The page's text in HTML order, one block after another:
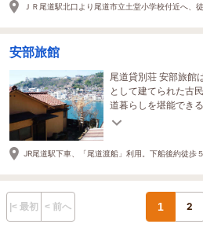
ＪＲ尾道駅北口より尾道市立土堂小学校付近へ、
安部旅館
尾道貸別荘 安部旅館
として建てられた古
道暮らしを堪能でき
ゃんちに帰ってきた
JR尾道駅下車、「尾道渡船」利用。下船後約徒歩５
|< 最初 < 前へ 1 2